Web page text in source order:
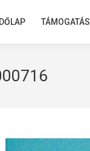
TÁMOGATÁS
TÁMOGATÁS